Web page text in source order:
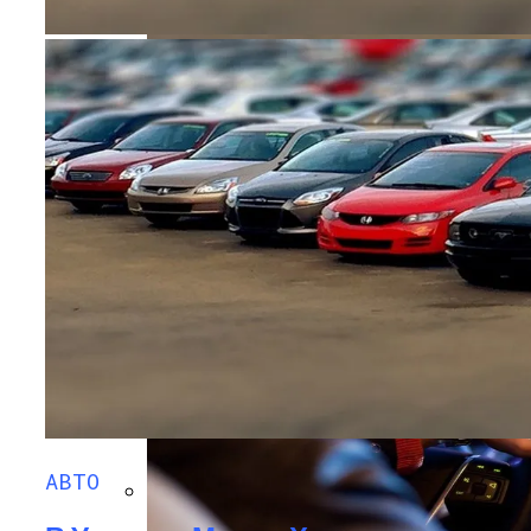
Часто Пить Кофе
В Свободе Объяснили Низкий Процент
На Выборах В Раду
В Украину Может Хлынуть Поток
Дешевых Авто Из США: В Чем Подвох
АВТО